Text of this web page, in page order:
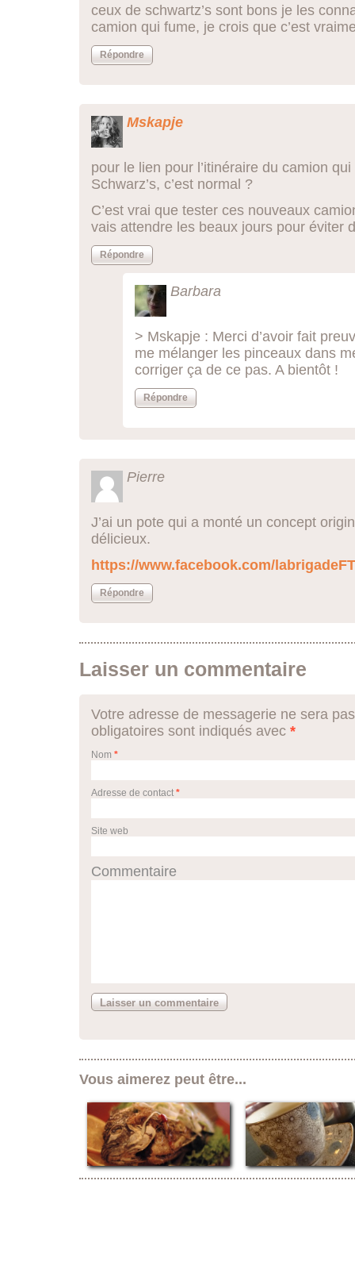
ceux de schwartz’s sont bons je les
camion qui fume, je crois que c’est
Répondre
Mskapje
pour le lien pour l’itinéraire du camion
Schwarz’s, c’est normal ?
C’est vrai que tester ces nouveaux
vais attendre les beaux jours pour éviter
Répondre
Barbara
> Mskapje : Merci d’avoir fait
me mélanger les pinceaux dans
corriger ça de ce pas. A bientôt !
Répondre
Pierre
J’ai un pote qui a monté un concept
délicieux.
https://www.facebook.com/
Répondre
Laisser un commentaire
Votre adresse de messagerie ne sera
obligatoires sont indiqués avec *
Nom *
Adresse de contact *
Site web
Commentaire
Vous aimerez peut être...